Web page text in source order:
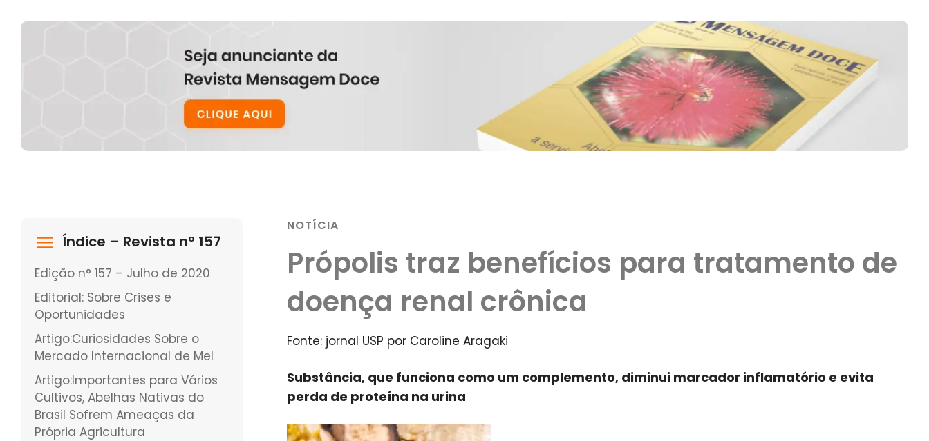
Índice – Revista nº 157
Edição n° 157 – Julho de 2020
Editorial: Sobre Crises e
Oportunidades
Artigo:Curiosidades Sobre o
Mercado Internacional de Mel
Artigo:Importantes para Vários
Cultivos, Abelhas Nativas do
Brasil Sofrem Ameaças da
Própria Agricultura
NOTÍCIA
Própolis traz benefícios para tratamento de
doença renal crônica
Fonte: jornal USP por Caroline Aragaki
Substância, que funciona como um complemento, diminui marcador inflamatório e evita
perda de proteína na urina